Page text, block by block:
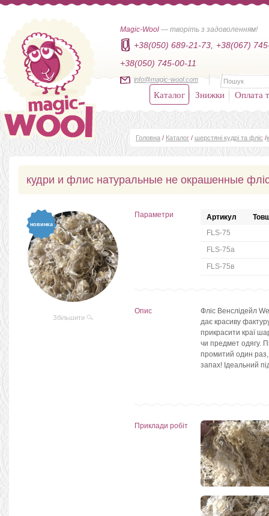
Magic-Wool — творіть з задоволенням!
+38(050) 689-21-73,
+38(067)
+38(050) 745-00-11
info@magic-wool.com
Каталог Знижки Оплата
Головна / Каталог / шерстяні кудрі та фліс /
кудри и флис натуральные не окрашенные
новинка
Збільшити
Параметри Артикул
FLS-75
FLS-75а
FLS-75в
Опис
Фліс Венслідейл
дає красиву
прикрасити краї
чи предмет одягу.
промитий один раз,
запах! Ідеальний
Приклади робіт